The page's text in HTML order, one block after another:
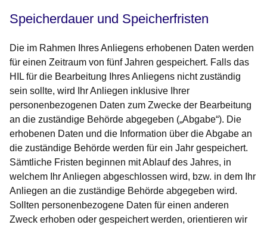
Speicherdauer und Speicherfristen
Die im Rahmen Ihres Anliegens erhobenen Daten werden
für einen Zeitraum von fünf Jahren gespeichert. Falls das
HIL für die Bearbeitung Ihres Anliegens nicht zuständig
sein sollte, wird Ihr Anliegen inklusive Ihrer
personenbezogenen Daten zum Zwecke der Bearbeitung
an die zuständige Behörde abgegeben („Abgabe“). Die
erhobenen Daten und die Information über die Abgabe an
die zuständige Behörde werden für ein Jahr gespeichert.
Sämtliche Fristen beginnen mit Ablauf des Jahres, in
welchem Ihr Anliegen abgeschlossen wird, bzw. in dem Ihr
Anliegen an die zuständige Behörde abgegeben wird.
Sollten personenbezogene Daten für einen anderen
Zweck erhoben oder gespeichert werden, orientieren wir